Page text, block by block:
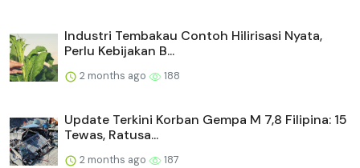
Industri Tembakau Contoh Hilirisasi Nyata,
Perlu Kebijakan B...
2 months ago 188
Update Terkini Korban Gempa M 7,8 Filipina: 15
Tewas, Ratusa...
2 months ago 187